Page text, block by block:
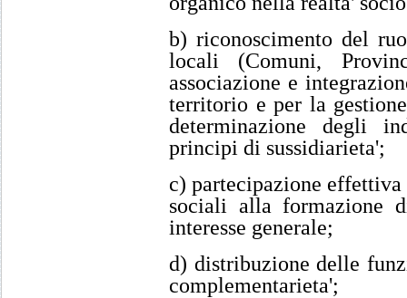
b) riconoscimento del
locali (Comuni,
associazione e
territorio e per la
determinazione degli
principi di sussidiarieta';
c) partecipazione
sociali alla formazione
interesse generale;
d) distribuzione delle
complementarieta';